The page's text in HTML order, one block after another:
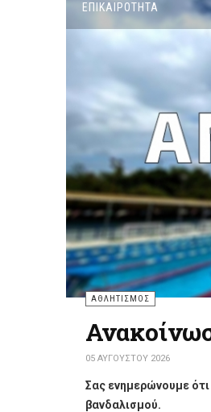
ΕΠΙΚΑΙΡΌΤΗΤΑ
ΑΘΛΗΤΙΣΜΌΣ
04 ΑΥΓΟΎΣΤΟΥ 2026
ΟΟργανισμός
Κολυμβητήριο Γουδή